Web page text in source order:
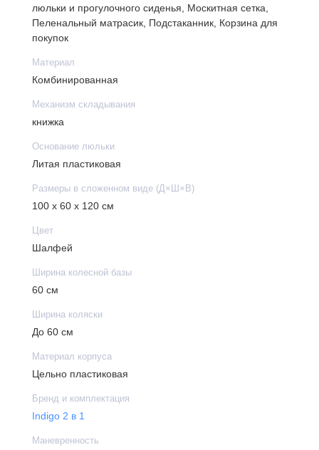
люльки и прогулочного сиденья, Москитная сетка,
Пеленальный матрасик, Подстаканник, Корзина для
покупок
Материал
Комбинированная
Механизм складывания
книжка
Основание люльки
Литая пластиковая
Размеры в сложенном виде (Д×Ш×В)
100 х 60 х 120 см
Цвет
Шалфей
Ширина колесной базы
60 см
Ширина коляски
До 60 см
Материал корпуса
Цельно пластиковая
Бренд и комплектация
Indigo 2 в 1
Маневренность